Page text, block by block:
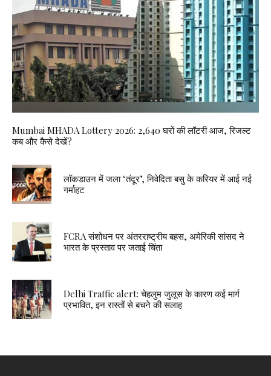
Mumbai MHADA Lottery 2026: 2,640 घरों की लॉटरी आज, रिजल्ट
कब और कैसे देखें?
लॉकडाउन में जला ‘तंदूर’, निवेदिता बसु के करियर में आई नई
गर्माहट
FCRA संशोधन पर अंतरराष्ट्रीय बहस, अमेरिकी सांसद ने
भारत के प्रस्ताव पर जताई चिंता
Delhi Traffic alert: चेहलुम जुलूस के कारण कई मार्ग
प्रभावित, इन रास्तों से बचने की सलाह